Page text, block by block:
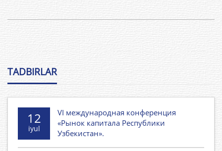
TADBIRLAR
12
iyul
VI международная конференция
«Рынок капитала Республики
Узбекистан».